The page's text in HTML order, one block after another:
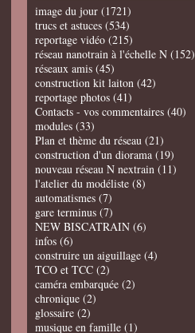
image du jour (1721)
trucs et astuces (534)
reportage vidéo (215)
réseau nanotrain à l'échelle N (152)
réseaux amis (45)
construction kit laiton (42)
reportage photos (41)
Contacts - vos commentaires (40)
modules (33)
Plan et thème du réseau (21)
construction d'un diorama (19)
nouveau réseau N nextrain (11)
l'atelier du modéliste (8)
automatismes (7)
gare terminus (7)
NEW BISCATRAIN (6)
infos (6)
construire un aiguillage (4)
TCO et TCC (2)
caméra embarquée (2)
chronique (2)
glossaire (2)
musique en famille (1)